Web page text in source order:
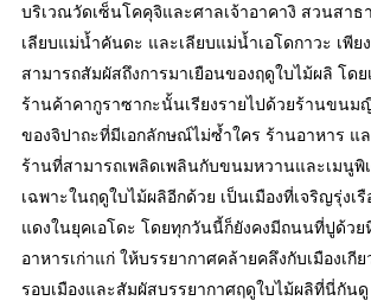
บริเวณวัดเซ็นโคคุจิและศาลเจ้าอาคางิ สวนสาธ
เลียบแม่น้ำคันดะ และเลียบแม่น้ำเอโดกาวะ เพีย
สามารถสัมผัสถึงการมาเยือนของฤดูใบไม้ผลิ โด
ร้านค้าคากูราซากะนั้นเรียงรายไปด้วยร้านขนม
ของจิปาถะที่มีเอกลักษณ์ไม่ซ้ำใคร ร้านอาหาร แ
ร้านที่สามารถเพลิดเพลินกับขนมหวานและเมนูพิ
เฉพาะในฤดูใบไม้ผลิอีกด้วย เป็นเมืองที่เจริญรุ่งเ
แดงในยุคเอโดะ โดยทุกวันนี้ก็ยังคงมีถนนที่ปูด้ว
อาหารเก่าแก่ ให้บรรยากาศคล้ายคลึงกับเมืองเกี
รอบเมืองและสัมผัสบรรยากาศฤดูใบไม้ผลิที่นี่กันดู